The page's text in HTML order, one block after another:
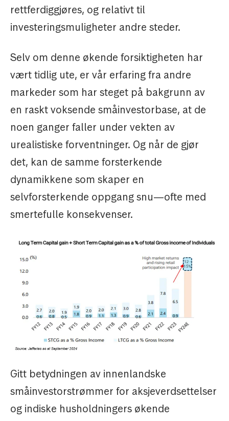
rettferdiggjøres, og relativt til
investeringsmuligheter andre steder.
Selv om denne økende forsiktigheten har
vært tidlig ute, er vår erfaring fra andre
markeder som har steget på bakgrunn av
en raskt voksende småinvestorbase, at de
noen ganger faller under vekten av
urealistiske forventninger. Og når de gjør
det, kan de samme forsterkende
dynamikkene som skaper en
selvforsterkende oppgang snu—ofte med
smertefulle konsekvenser.
Gitt betydningen av innenlandske
småinvestorstrømmer for aksjeverdsettelser
og indiske husholdningers økende